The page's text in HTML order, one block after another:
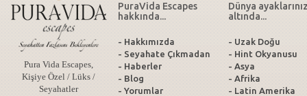
Pura Vida Escapes,
Kişiye Özel / Lüks /
Seyahatler
PuraVida Escapes
hakkında...
- Hakkımızda
- Seyahate Çıkmadan
- Haberler
- Blog
- Yorumlar
Dünya
altında...
- Uzak Doğu
- Hint Okyanusu
- Asya
- Afrika
- Latin Amerika